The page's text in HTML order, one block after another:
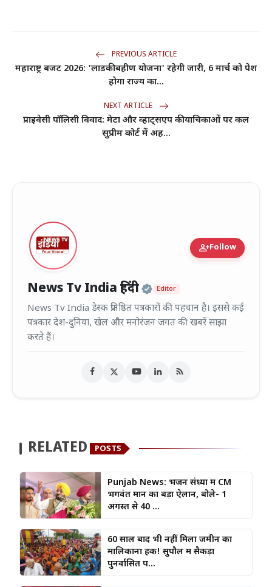
PREVIOUS ARTICLE
महाराष्ट्र बजट 2026: 'लाडकी बहीण योजना' रहेगी जारी, 6 मार्च को पेश
होगा राज्य का...
NEXT ARTICLE
प्राइवेसी पॉलिसी विवाद: मेटा और व्हाट्सएप की याचिकाओं पर कल
सुप्रीम कोर्ट में अह...
person_addFollow
News Tv India हिंदी Official | Verified
Editor
News Tv India डेस्क प्रतिष्ठित पत्रकारों की पहचान है। इससे कई
पत्रकार देश-दुनिया, खेल और मनोरंजन जगत की खबरें साझा
करते हैं।
RELATED POSTS
Punjab News: भजन संध्या में CM
भगवंत मान का बड़ा ऐलान, बोले- 1
अगस्त से 40 ...
60 साल बाद भी नहीं मिला जमीन का
मालिकाना हक! सुपौल में सैकड़ों
पुनर्वासित प...